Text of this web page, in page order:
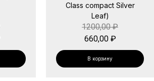
Class compact Silver
Leaf)
1200,00₽
660,00 ₽
В корзину